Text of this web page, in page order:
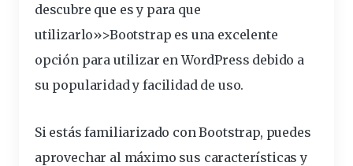
descubre que es y para que
utilizarlo»>Bootstrap es una excelente
opción para utilizar en WordPress debido a
su popularidad y facilidad de uso.
Si estás familiarizado con Bootstrap, puedes
aprovechar al máximo sus características y